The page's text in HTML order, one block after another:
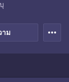
าม more_horiz